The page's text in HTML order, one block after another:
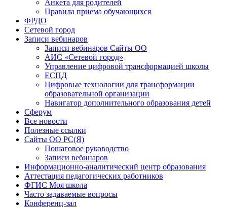
Анкета для родителей
Правила приема обучающихся
ФРДО
Сетевой город
Записи вебинаров
Записи вебинаров Сайты ОО
АИС «Сетевой город»
Управление цифровой трансформацией школы
ЕСПД
Цифровые технологии для трансформации
образовательной организации
Навигатор дополнительного образования детей
Сферум
Все новости
Полезные ссылки
Сайты ОО РС(Я)
Пошаговое руководство
Записи вебинаров
Информационно-аналитический центр образования
Аттестация педагогических работников
ФГИС Моя школа
Часто задаваемые вопросы
Конференц-зал